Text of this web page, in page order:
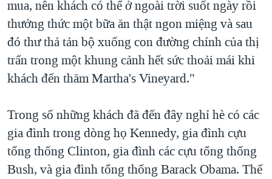
mua, nên khách có thể ở ngoài trời suốt ngày rồi
thưởng thức một bữa ăn thật ngon miệng và sau
đó thư thả tản bộ xuống con đường chính của thị
trấn trong một khung cảnh hết sức thoải mái khi
khách đến thăm Martha's Vineyard."
Trong số những khách đã đến đây nghỉ hè có các
gia đình trong dòng họ Kennedy, gia đình cựu
tổng thống Clinton, gia đình các cựu tổng thống
Bush, và gia đình tổng thống Barack Obama. Thế